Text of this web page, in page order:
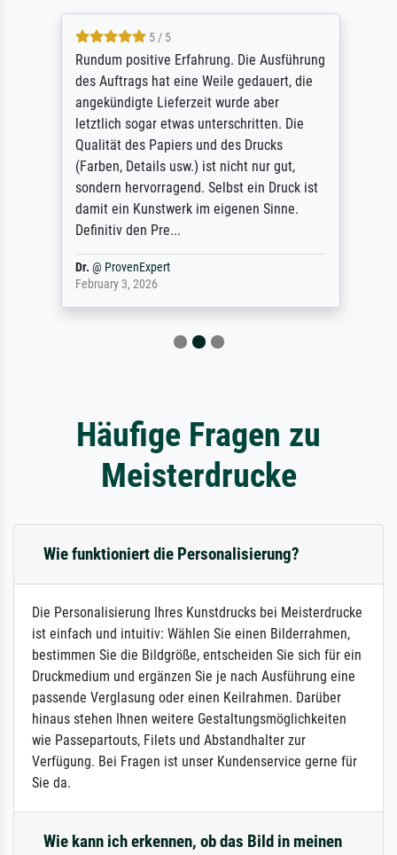
5 / 5
Rundum positive Erfahrung. Die Ausführung
des Auftrags hat eine Weile gedauert, die
angekündigte Lieferzeit wurde aber
letztlich sogar etwas unterschritten. Die
Qualität des Papiers und des Drucks
(Farben, Details usw.) ist nicht nur gut,
sondern hervorragend. Selbst ein Druck ist
damit ein Kunstwerk im eigenen Sinne.
Definitiv den Pre...
Dr.@ ProvenExpert
February 3, 2026
Häufige Fragen zu
Meisterdrucke
Wie funktioniert die Personalisierung?
Die Personalisierung Ihres Kunstdrucks bei Meisterdrucke
ist einfach und intuitiv: Wählen Sie einen Bilderrahmen,
bestimmen Sie die Bildgröße, entscheiden Sie sich für ein
Druckmedium und ergänzen Sie je nach Ausführung eine
passende Verglasung oder einen Keilrahmen. Darüber
hinaus stehen Ihnen weitere Gestaltungsmöglichkeiten
wie Passepartouts, Filets und Abstandhalter zur
Verfügung. Bei Fragen ist unser Kundenservice gerne für
Sie da.
Wie kann ich erkennen, ob das Bild in meinen